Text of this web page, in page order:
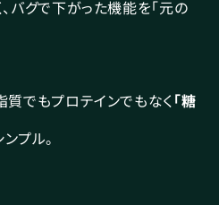
バグで下がった機能を「元の
質でもプロテインでもなく 「糖
プル。